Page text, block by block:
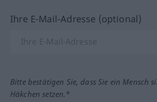
Ihre E-Mail-Adresse (optional)
Bitte bestätigen Sie, dass Sie ein Mensch
Häkchen setzen.*